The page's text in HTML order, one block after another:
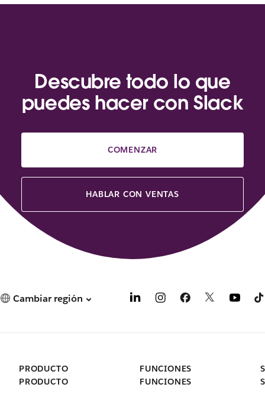
Descubre todo lo que
puedes hacer con Slack
COMENZAR
HABLAR CON VENTAS
Cambiar región
PRODUCTO
PRODUCTO
FUNCIONES
FUNCIONES